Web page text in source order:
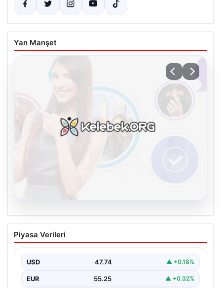
Yan Manşet
Kelebek.Org İle Çevrim içi İletişimin
Sertifikalı Adresi Ve Muhabbet
Sanal ortamında insanların kaliteli bir biçimde bağlantı
birçok…
Piyasa Verileri
USD 47.74 ▲ +0.18%
EUR 55.25 ▲ +0.32%